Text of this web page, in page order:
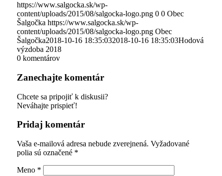
https://www.salgocka.sk/wp-
content/uploads/2015/08/salgocka-logo.png 0 0 Obec
Šalgočka https://www.salgocka.sk/wp-
content/uploads/2015/08/salgocka-logo.png Obec
Šalgočka2018-10-16 18:35:032018-10-16 18:35:03Hodová
výzdoba 2018
0 komentárov
Zanechajte komentár
Chcete sa pripojiť k diskusii?
Neváhajte prispieť!
Pridaj komentár
Vaša e-mailová adresa nebude zverejnená. Vyžadované
polia sú označené *
Meno *